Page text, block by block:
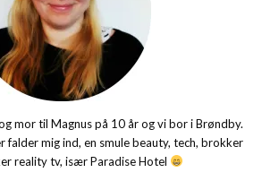
mor til Magnus på 10 år og vi bor i Brøndby.
falder mig ind, en smule beauty, tech, brokker
reality tv, især Paradise Hotel